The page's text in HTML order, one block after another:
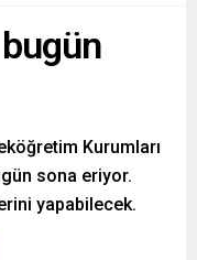
Kurumları
sona eriyor.
yapabilecek.